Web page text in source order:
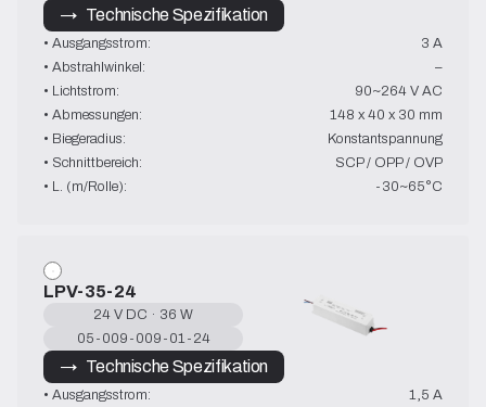
→   Technische Spezifikation
• Ausgangsstrom:
3 A
• Abstrahlwinkel:
–
• Lichtstrom:
90~264 V AC
• Abmessungen:
148 x 40 x 30 mm
• Biegeradius:
Konstantspannung
• Schnittbereich:
SCP / OPP / OVP
• L. (m/Rolle):
-30~65°C
LPV-35-24
24 V DC · 36 W
05-009-009-01-24
→   Technische Spezifikation
• Ausgangsstrom:
1,5 A